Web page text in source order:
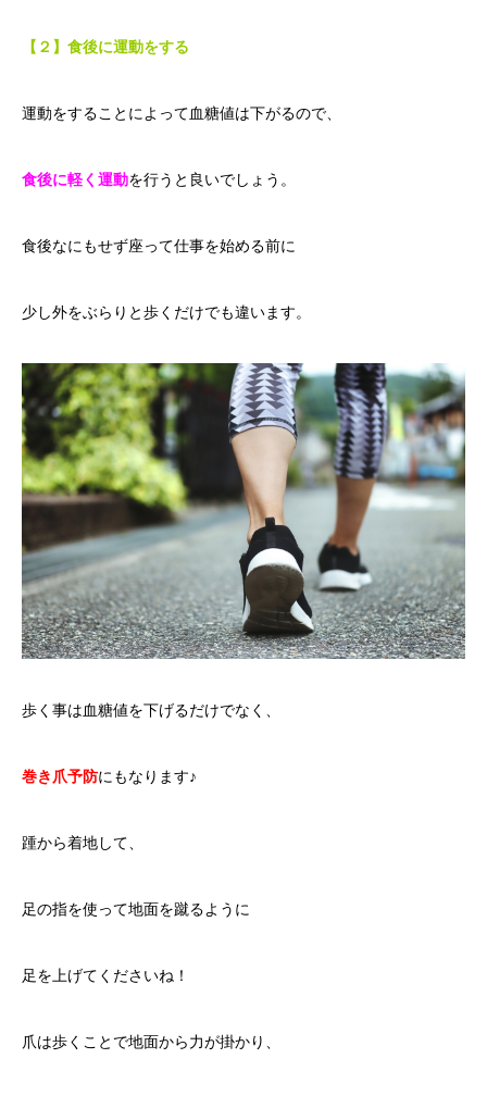
【２】食後に運動をする
運動をすることによって血糖値は下がるので、
食後に軽く運動を行うと良いでしょう。
食後なにもせず座って仕事を始める前に
少し外をぶらりと歩くだけでも違います。
歩く事は血糖値を下げるだけでなく、
巻き爪予防にもなります♪
踵から着地して、
足の指を使って地面を蹴るように
足を上げてくださいね！
爪は歩くことで地面から力が掛かり、